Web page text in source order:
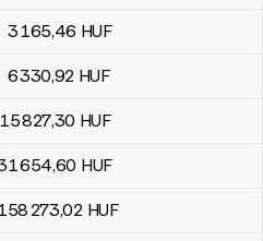
3 165,46 HUF
6 330,92 HUF
15 827,30 HUF
654,60 HUF
273,02 HUF